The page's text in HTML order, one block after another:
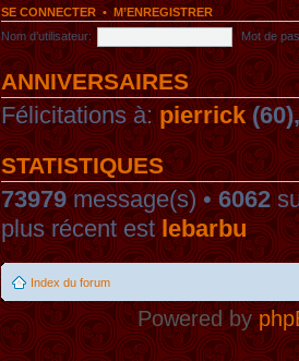
SE CONNECTER•M’ENREGISTRER
Nom d’utilisateur:
Mot de
ANNIVERSAIRES
Félicitations à:pierrick
STATISTIQUES
73979message(s) •6062
plus récent estlebarbu
Index du forum
Powered by